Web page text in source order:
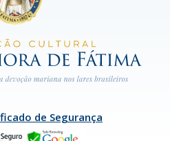
de Segurança